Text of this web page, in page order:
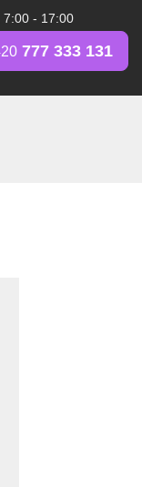
7:00 - 17:00
777 333 131